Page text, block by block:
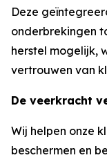
Deze
onderbrekingen
herstel mogelijk,
vertrouwen van
De veerkracht
Wij helpen onze
beschermen en